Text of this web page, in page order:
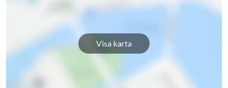
Visa karta